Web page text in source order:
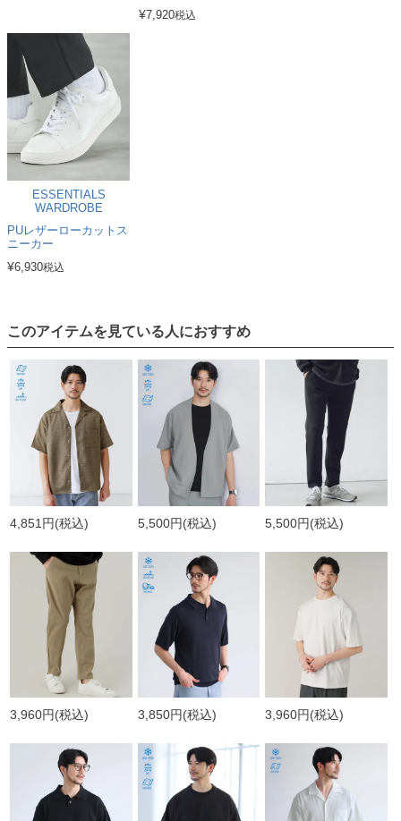
¥7,920税込
ESSENTIALS
WARDROBE
PUレザーローカットス
ニーカー
¥6,930税込
このアイテムを見ている人におすすめ
4,851円(税込) 5,500円(税込) 5,500円(税込)
3,960円(税込) 3,850円(税込) 3,960円(税込)